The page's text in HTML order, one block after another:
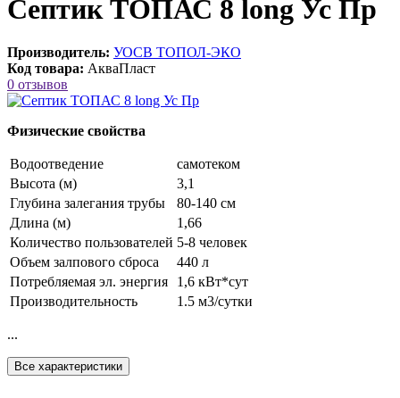
Септик ТОПАС 8 long Ус Пр
Производитель: УОСВ ТОПОЛ-ЭКО
Код товара: АкваПласт
0 отзывов
Физические свойства
Водоотведение
самотеком
Высота (м)
3,1
Глубина залегания трубы
80-140 см
Длина (м)
1,66
Количество пользователей 5-8 человек
Объем залпового сброса
440 л
Потребляемая эл. энергия
1,6 кВт*сут
Производительность
1.5 м3/сутки
...
Все характеристики